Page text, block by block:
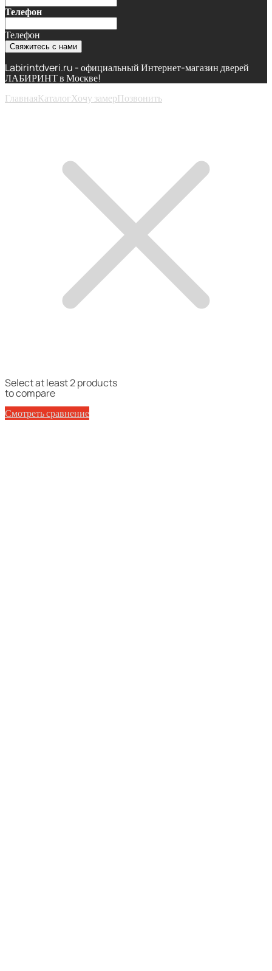
Телефон
Телефон
Свяжитесь с нами
Labirintdveri.ru - официальный Интернет-магазин дверей
ЛАБИРИНТ в Москве!
ГлавнаяКаталогХочу замерПозвонить
Select at least 2 products
to compare
Смотреть сравнение